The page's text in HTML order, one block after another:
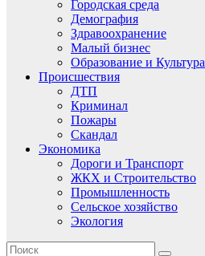
Городская среда
Демография
Здравоохранение
Малый бизнес
Образование и Культура
Происшествия
ДТП
Криминал
Пожары
Скандал
Экономика
Дороги и Транспорт
ЖКХ и Строительство
Промышленность
Сельское хозяйство
Экология